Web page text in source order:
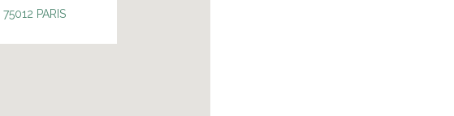
75012 PARIS